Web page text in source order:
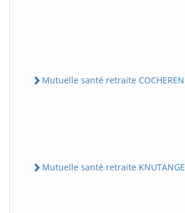
Mutuelle santé retraite COCHEREN
Mutuelle santé retraite KNUTANGE